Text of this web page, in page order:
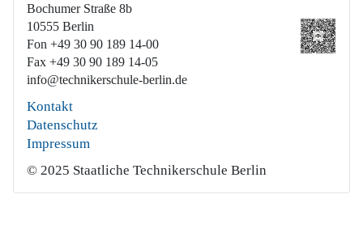
Bochumer Straße 8b
10555 Berlin
Fon +49 30 90 189 14-00
Fax +49 30 90 189 14-05
info@technikerschule-berlin.de
Kontakt
Datenschutz
Impressum
© 2025 Staatliche Technikerschule Berlin